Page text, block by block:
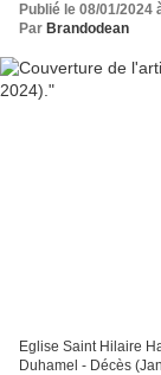
Publié le 08/01/2024
Par Brandodean
Eglise Saint Hilaire
Duhamel - Décès